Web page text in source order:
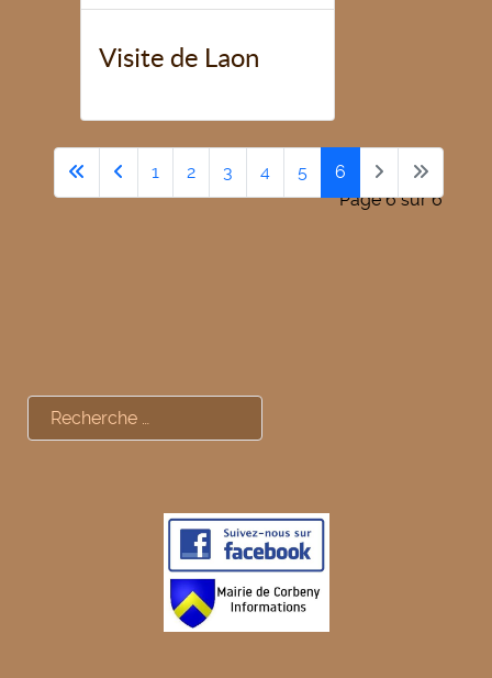
Visite de Laon
Page 6 sur 6
1 2 3 4 5 6
Rechercher